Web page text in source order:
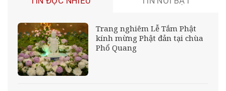
Trang nghiêm Lễ Tắm Phật
kính mừng Phật đản tại chùa
Phổ Quang